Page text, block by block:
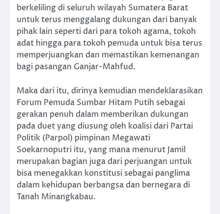
berkeliling di seluruh wilayah Sumatera Barat
untuk terus menggalang dukungan dari banyak
pihak lain seperti dari para tokoh agama, tokoh
adat hingga para tokoh pemuda untuk bisa terus
memperjuangkan dan memastikan kemenangan
bagi pasangan Ganjar-Mahfud.
Maka dari itu, dirinya kemudian mendeklarasikan
Forum Pemuda Sumbar Hitam Putih sebagai
gerakan penuh dalam memberikan dukungan
pada duet yang diusung oleh koalisi dari Partai
Politik (Parpol) pimpinan Megawati
Soekarnoputri itu, yang mana menurut Jamil
merupakan bagian juga dari perjuangan untuk
bisa menegakkan konstitusi sebagai panglima
dalam kehidupan berbangsa dan bernegara di
Tanah Minangkabau.